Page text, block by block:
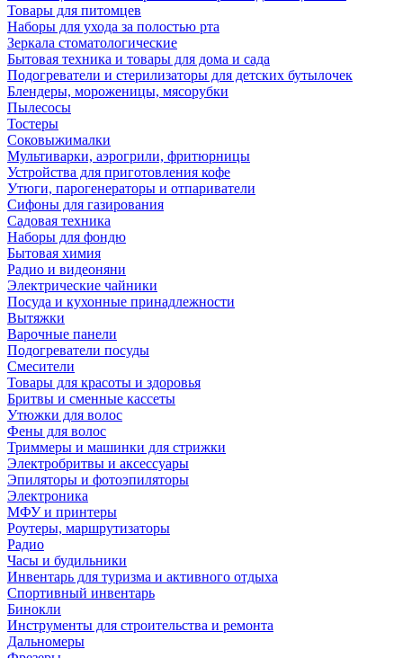
Товары для питомцев
Наборы для ухода за полостью рта
Зеркала стоматологические
Бытовая техника и товары для дома и сада
Подогреватели и стерилизаторы для детских бутылочек
Блендеры, мороженицы, мясорубки
Пылесосы
Тостеры
Соковыжималки
Мультиварки, аэрогрили, фритюрницы
Устройства для приготовления кофе
Утюги, парогенераторы и отпариватели
Сифоны для газирования
Садовая техника
Наборы для фондю
Бытовая химия
Радио и видеоняни
Электрические чайники
Посуда и кухонные принадлежности
Вытяжки
Варочные панели
Подогреватели посуды
Смесители
Товары для красоты и здоровья
Бритвы и сменные кассеты
Утюжки для волос
Фены для волос
Триммеры и машинки для стрижки
Электробритвы и аксессуары
Эпиляторы и фотоэпиляторы
Электроника
МФУ и принтеры
Роутеры, маршрутизаторы
Радио
Часы и будильники
Инвентарь для туризма и активного отдыха
Спортивный инвентарь
Бинокли
Инструменты для строительства и ремонта
Дальномеры